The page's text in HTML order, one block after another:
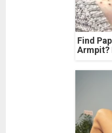
Find
Armpit?